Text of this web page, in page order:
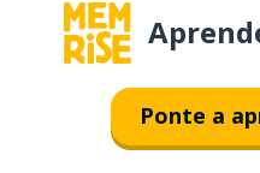
Ponte a